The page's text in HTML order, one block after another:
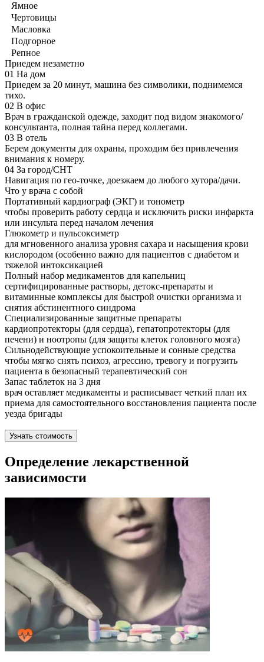
Ямное
Чертовицы
Масловка
Подгорное
Репное
Приедем незаметно
01 На дом
Приедем за 20 минут, машина без символики, поднимемся
тихо.
02 В офис
Врач в гражданской одежде, заходит под видом знакомого/
консультанта, полная тайна перед коллегами.
03 В отель
Берем документы для охраны, проходим без привлечения
внимания к номеру.
04 За город/СНТ
Навигация по гео-точке, доезжаем до любого хутора/дачи.
Что у врача с собой
Портативный кардиограф (ЭКГ) и тонометр
чтобы проверить работу сердца и исключить риски инфаркта
или инсульта перед началом лечения
Глюкометр и пульсоксиметр
для мгновенного анализа уровня сахара и насыщения крови
кислородом (особенно важно для пациентов с диабетом и
тяжелой интоксикацией
Полный набор медикаментов для капельниц
сертифицированные растворы, детокс-препараты и
витаминные комплексы для быстрой очистки организма и
снятия абстинентного синдрома
Специализированные защитные препараты
кардиопротекторы (для сердца), гепатопротекторы (для
печени) и ноотропы (для защиты клеток головного мозга)
Сильнодействующие успокоительные и сонные средства
чтобы мягко снять психоз, агрессию, тревогу и погрузить
пациента в безопасный терапевтический сон
Запас таблеток на 3 дня
врач оставляет медикаменты и расписывает четкий план их
приема для самостоятельного восстановления пациента после
уезда бригады
Узнать стоимость
Определение лекарственной
зависимости